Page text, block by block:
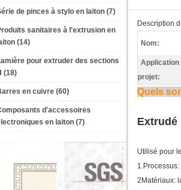
de pinces à stylo en laiton (7)
sanitaires à l'extrusion en
(14)
pour extruder des sections
(18)
en cuivre (60)
d'accessoires
en laiton (7)
Description
Nom:
Application
projet:
Quels
Extrudé
Utilisé pour
2Matériaux: